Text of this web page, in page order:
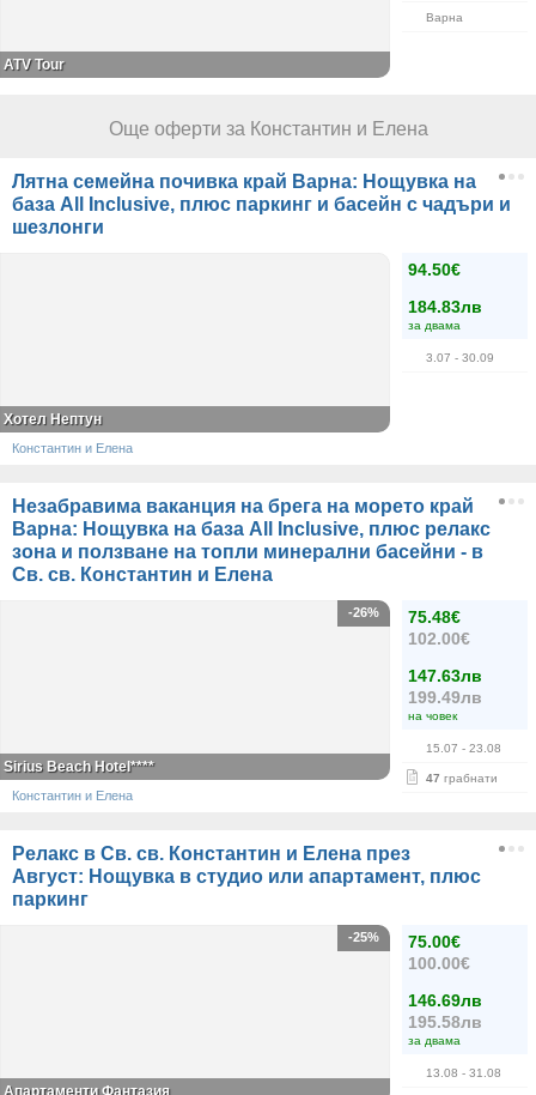
Варна
ATV Tour
Още оферти за Константин и Елена
Лятна семейна почивка край Варна: Нощувка на
база All Inclusive, плюс паркинг и басейн с чадъри и
шезлонги
94.50€
184.83лв
за двама
3.07 - 30.09
Хотел Нептун
Константин и Елена
Незабравима ваканция на брега на морето край
Варна: Нощувка на база All Inclusive, плюс релакс
зона и ползване на топли минерални басейни - в
Св. св. Константин и Елена
75.48€
102.00€
147.63лв
199.49лв
на човек
15.07 - 23.08
47 грабнати
-26%
Sirius Beach Hotel****
Константин и Елена
Релакс в Св. св. Константин и Елена през
Август: Нощувка в студио или апартамент, плюс
паркинг
75.00€
100.00€
146.69лв
195.58лв
за двама
13.08 - 31.08
-25%
Апартаменти Фантазия